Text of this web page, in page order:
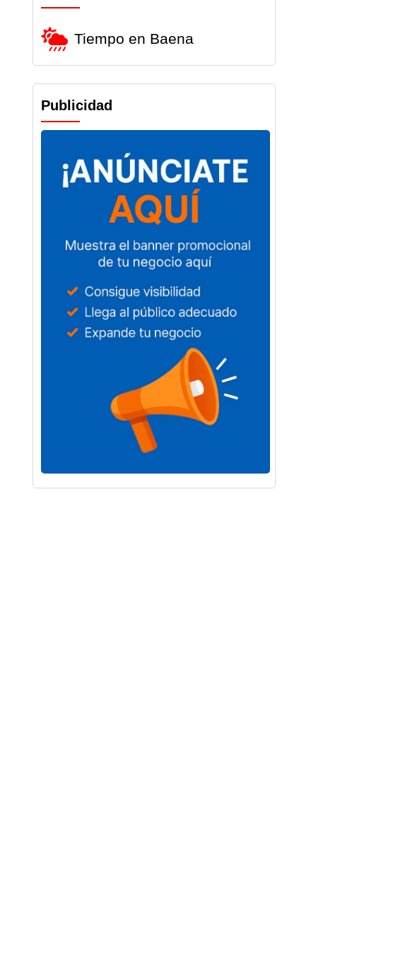
Las bandas y
Baena registra
Tiempo en Baena
Publicidad